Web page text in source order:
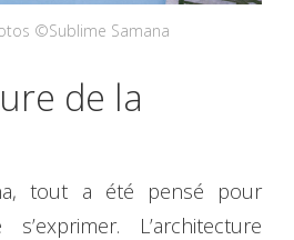
©Sublime Samana
de la
tout a été pensé pour
L’architecture